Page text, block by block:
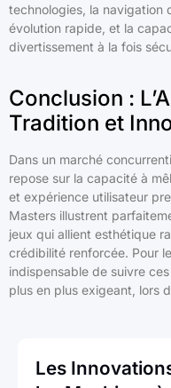
technologies, la navigation
évolution rapide, et la
divertissement à la fois
Conclusion :
Tradition et
Dans un marché
repose sur la capacité à
et expérience utilisateur
Masters illustrent
jeux qui allient esthétique
crédibilité renforcée. Pour
indispensable de suivre
plus en plus exigeant, lors
Les